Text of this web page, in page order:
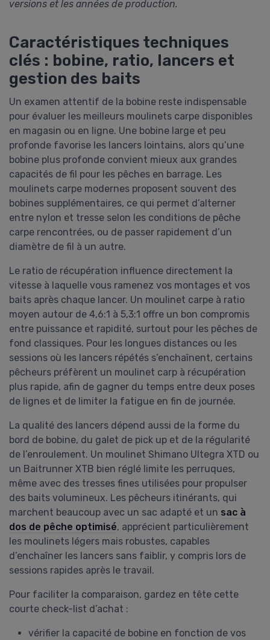
versions et les années de production.
Caractéristiques techniques
clés : bobine, ratio, lancers et
gestion des baits
Un examen attentif de la bobine reste indispensable
pour évaluer les meilleurs moulinets carpe disponibles
en magasin ou en ligne. Une bobine large et peu
profonde favorise les lancers lointains, alors qu’une
bobine plus profonde convient mieux aux grandes
capacités de fil pour les pêches en barrage. Les
moulinets carpe modernes proposent souvent des
bobines supplémentaires, ce qui permet d’alterner
entre nylon et tresse selon les conditions de pêche
carpe rencontrées, ou de passer rapidement d’un
diamètre de fil à un autre.
Le ratio de récupération influence directement la
vitesse à laquelle vous ramenez vos montages et vos
baits après chaque lancer. Un moulinet carpe à ratio
moyen autour de 4,6:1 à 5,3:1 offre un bon compromis
entre puissance et rapidité, surtout pour les pêches de
fond classiques. Pour les longues distances ou les
sessions où les lancers répétés s’enchaînent, certains
pêcheurs préfèrent un moulinet carp à récupération
plus rapide, afin de gagner du temps entre deux poses
de lignes et de limiter la fatigue en fin de journée.
La qualité des lancers dépend aussi de la forme du
bord de bobine, du galet de pick up et de la régularité
de l’enroulement. Un moulinet Shimano Ultegra XTD ou
un Baitrunner XTB bien réglé limite les perruques,
même avec des tresses fines utilisées pour propulser
des baits volumineux. Les pêcheurs itinérants, qui
marchent beaucoup avec un sac adapté et un sac à
dos de pêche optimisé, apprécient particulièrement
les moulinets légers mais robustes, capables
d’enchaîner les lancers sans faiblir, y compris lors de
sessions rapides après le travail.
Pour faciliter la comparaison, gardez en tête cette
courte check-list d’achat :
vérifier la capacité de bobine en fonction de vos